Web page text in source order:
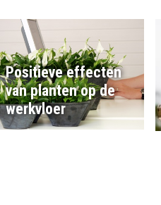
Positieve effecten
van planten op de
werkvloer